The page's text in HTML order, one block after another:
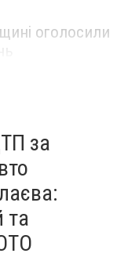
оголосили
за
та